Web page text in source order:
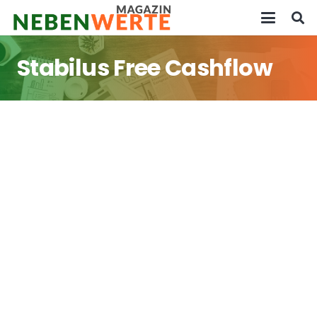
Stabilus Free Cashflow